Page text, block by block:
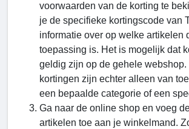
voorwaarden van de korting te
je de specifieke kortingscode van
informatie over op welke artikelen
toepassing is. Het is mogelijk dat
geldig zijn op de gehele webshop.
kortingen zijn echter alleen van
een bepaalde categorie of een
Ga naar de online shop en voeg
artikelen toe aan je winkelmand.